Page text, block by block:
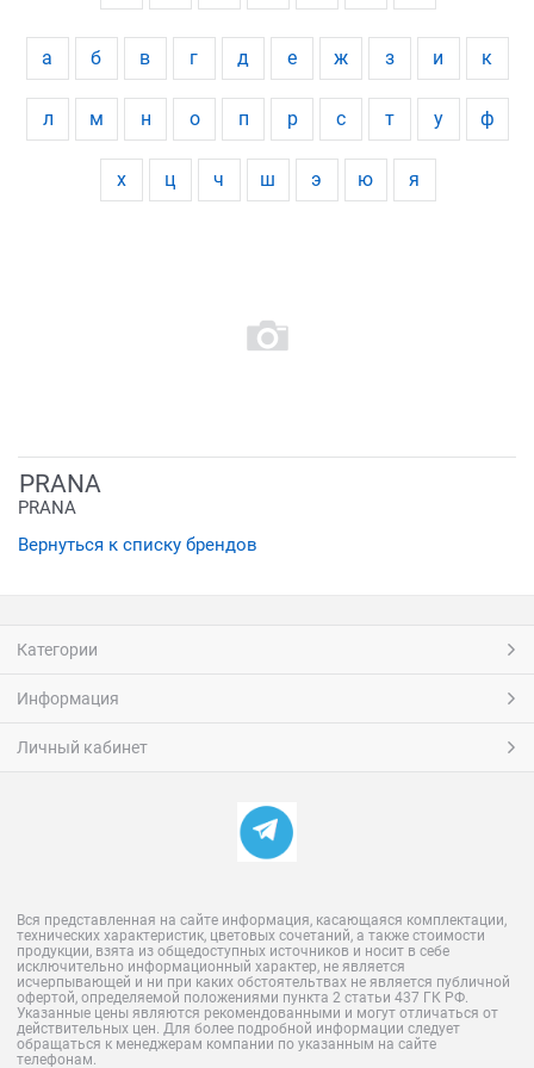
а б в г д е ж з и к
л м н о п р с т у ф
х ц ч ш э ю я
PRANA
PRANA
Вернуться к списку брендов
Категории
Информация
Личный кабинет
Вся представленная на сайте информация, касающаяся комплектации,
технических характеристик, цветовых сочетаний, а также стоимости
продукции, взята из общедоступных источников и носит в себе
исключительно информационный характер, не является
исчерпывающей и ни при каких обстоятельтвах не является публичной
офертой, определяемой положениями пункта 2 статьи 437 ГК РФ.
Указанные цены являются рекомендованными и могут отличаться от
действительных цен. Для более подробной информации следует
обращаться к менеджерам компании по указанным на сайте
телефонам.